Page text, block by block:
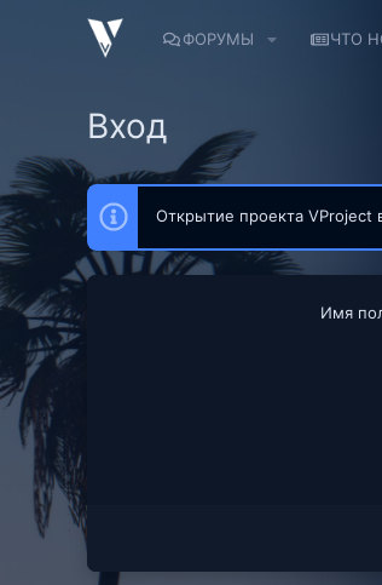
ФОРУМЫ ЧТО
Вход
Открытие проекта VProject
Имя